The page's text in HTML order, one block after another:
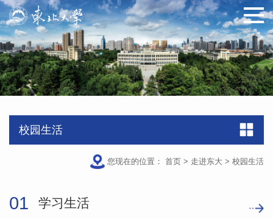
校园生活
您现在的位置： 首页 > 走进东大 > 校园生活
01 学习生活